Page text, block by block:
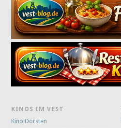
KINOS IM VEST
Kino Dorsten